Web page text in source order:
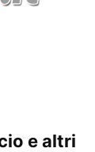
e altri